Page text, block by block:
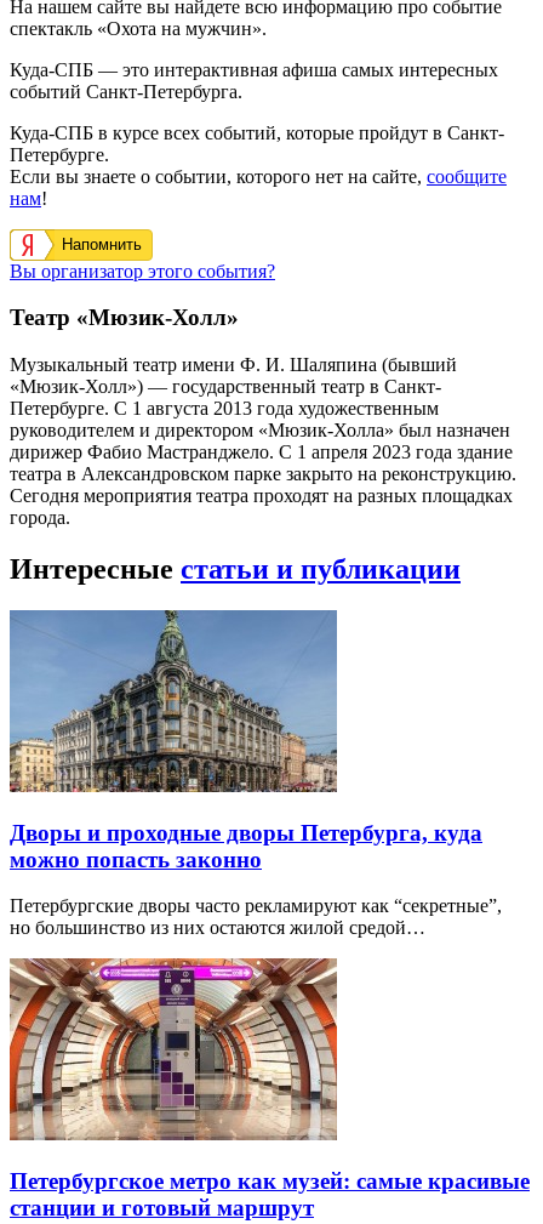
На нашем сайте вы найдете всю информацию про событие
спектакль «Охота на мужчин».
Куда-СПБ — это интерактивная афиша самых интересных
событий Санкт-Петербурга.
Куда-СПБ в курсе всех событий, которые пройдут в Санкт-
Петербурге.
Если вы знаете о событии, которого нет на сайте, сообщите
нам!
Напомнить
Вы организатор этого события?
Театр «Мюзик-Холл»
Музыкальный театр имени Ф. И. Шаляпина (бывший
«Мюзик-Холл») — государственный театр в Санкт-
Петербурге. С 1 августа 2013 года художественным
руководителем и директором «Мюзик-Холла» был назначен
дирижер Фабио Мастранджело. С 1 апреля 2023 года здание
театра в Александровском парке закрыто на реконструкцию.
Сегодня мероприятия театра проходят на разных площадках
города.
Интересные статьи и публикации
Дворы и проходные дворы Петербурга, куда
можно попасть законно
Петербургские дворы часто рекламируют как “секретные”,
но большинство из них остаются жилой средой…
Петербургское метро как музей: самые красивые
станции и готовый маршрут